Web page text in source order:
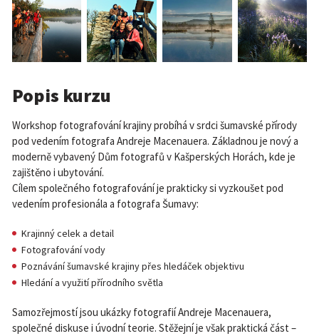
Popis kurzu
Workshop fotografování krajiny probíhá v srdci šumavské přírody
pod vedením fotografa Andreje Macenauera. Základnou je nový a
moderně vybavený Dům fotografů v Kašperských Horách, kde je
zajištěno i ubytování.
Cílem společného fotografování je prakticky si vyzkoušet pod
vedením profesionála a fotografa Šumavy:
Krajinný celek a detail
Fotografování vody
Poznávání šumavské krajiny přes hledáček objektivu
Hledání a využití přírodního světla
Samozřejmostí jsou ukázky fotografií Andreje Macenauera,
společné diskuse i úvodní teorie. Stěžejní je však praktická část –